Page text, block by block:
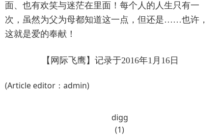
面、也有欢笑与迷茫在里面！每个人的人生只有一
次，虽然为父为母都知道这一点，但还是……也许，
这就是爱的奉献！
【网际飞鹰】记录于2016年1月16日
(Article editor：admin)
digg
(1)